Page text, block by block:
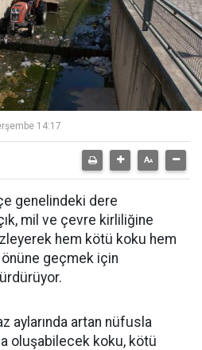
14:17
genelindeki dere
mil ve çevre kirliliğine
hem kötü koku hem
geçmek için
aylarında artan nüfusla
oluşabilecek koku, kötü